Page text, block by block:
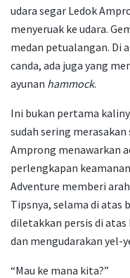
udara segar Ledok
menyeruak ke udara.
medan petualangan. Di
canda, ada juga yang
ayunan hammock.
Ini bukan pertama
sudah sering
Amprong menawarkan
perlengkapan
Adventure memberi
Tipsnya, selama di atas
diletakkan persis di atas
dan mengudarakan yel-
“Mau ke mana kita?”